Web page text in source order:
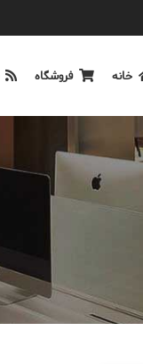
خانه فروشگاه